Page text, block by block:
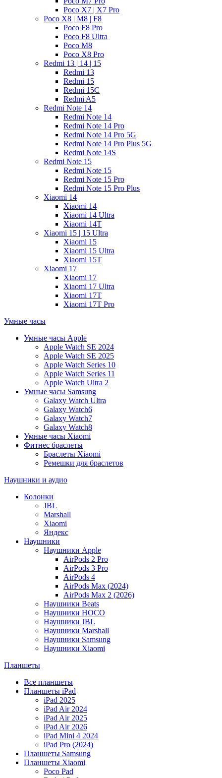
Poco X7 | X7 Pro
Poco X8 | M8 | F8
Poco F8 Pro
Poco F8 Ultra
Poco M8
Poco X8 Pro
Redmi 13 | 14 | 15
Redmi 13
Redmi 15
Redmi 15C
Redmi A5
Redmi Note 14
Redmi Note 14
Redmi Note 14 Pro
Redmi Note 14 Pro 5G
Redmi Note 14 Pro Plus 5G
Redmi Note 14S
Redmi Note 15
Redmi Note 15
Redmi Note 15 Pro
Redmi Note 15 Pro Plus
Xiaomi 14
Xiaomi 14
Xiaomi 14 Ultra
Xiaomi 14T
Xiaomi 15 | 15 Ultra
Xiaomi 15
Xiaomi 15 Ultra
Xiaomi 15T
Xiaomi 17
Xiaomi 17
Xiaomi 17 Ultra
Xiaomi 17T
Xiaomi 17T Pro
Умные часы
Умные часы Apple
Apple Watch SE 2024
Apple Watch SE 2025
Apple Watch Series 10
Apple Watch Series 11
Apple Watch Ultra 2
Умные часы Samsung
Galaxy Watch Ultra
Galaxy Watch6
Galaxy Watch7
Galaxy Watch8
Умные часы Xiaomi
Фитнес браслеты
Браслеты Xiaomi
Ремешки для браслетов
Наушники и аудио
Колонки
JBL
Marshall
Xiaomi
Яндекс
Наушники
Наушники Apple
AirPods 2 Pro
AirPods 3 Pro
AirPods 4
AirPods Max (2024)
AirPods Max 2 (2026)
Наушники Beats
Наушники HOCO
Наушники JBL
Наушники Marshall
Наушники Samsung
Наушники Xiaomi
Планшеты
Все планшеты
Планшеты iPad
iPad 2025
iPad Air 2024
iPad Air 2025
iPad Air 2026
iPad Mini 4 2024
iPad Pro (2024)
Планшеты Samsung
Планшеты Xiaomi
Poco Pad